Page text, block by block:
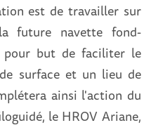
est de travailler sur
future navette fond-
but de faciliter le
surface et un lieu de
ainsi l'action du
le HROV Ariane,